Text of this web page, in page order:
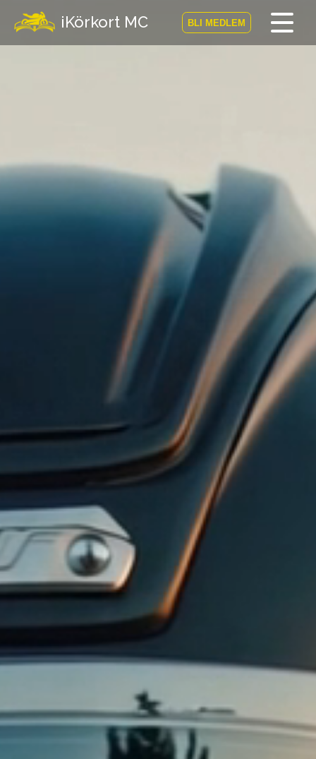
iKörkort MC BLI MEDLEM
Prov
MC-Resan
Vägmärkesspelet
Körkortsteori
Checklista för ditt MC-kort
Vägmärken
Presentkort